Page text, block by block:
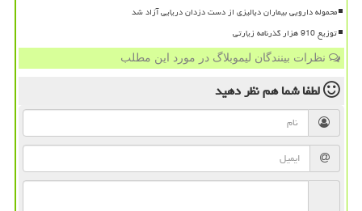
محموله دارویی بیماران دیالیزی از دست دزدان دریایی آزاد شد
توزیع 910 هزار گذرنامه زیارتی
نظرات بینندگان لیموبلاگ در مورد این مطلب
لطفا شما همنظر دهید